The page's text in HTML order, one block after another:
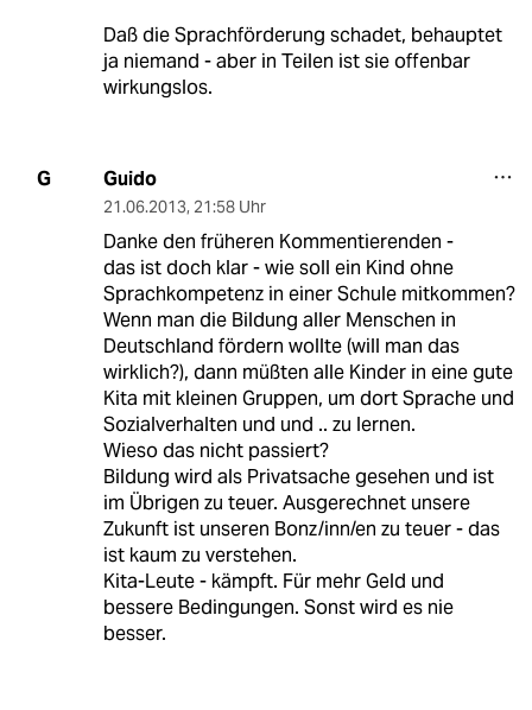
Daß die Sprachförderung schadet, behauptet
ja niemand - aber in Teilen ist sie offenbar
wirkungslos.
G Guido
21.06.2013, 21:58 Uhr
Danke den früheren Kommentierenden -
das ist doch klar - wie soll ein Kind ohne
Sprachkompetenz in einer Schule mitkommen?
Wenn man die Bildung aller Menschen in
Deutschland fördern wollte (will man das
wirklich?), dann müßten alle Kinder in eine gute
Kita mit kleinen Gruppen, um dort Sprache und
Sozialverhalten und und .. zu lernen.
Wieso das nicht passiert?
Bildung wird als Privatsache gesehen und ist
im Übrigen zu teuer. Ausgerechnet unsere
Zukunft ist unseren Bonz/inn/en zu teuer - das
ist kaum zu verstehen.
Kita-Leute - kämpft. Für mehr Geld und
bessere Bedingungen. Sonst wird es nie
besser.